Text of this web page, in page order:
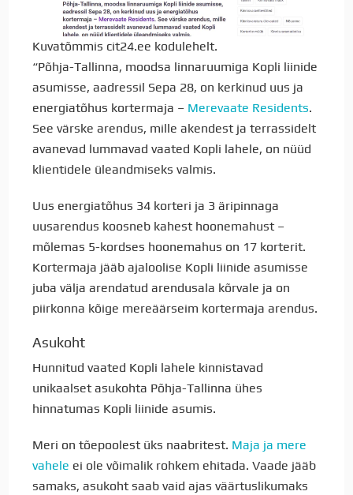
Kuvatõmmis cit24.ee kodulehelt.
“Põhja-Tallinna, moodsa linnaruumiga Kopli liinide
asumisse, aadressil Sepa 28, on kerkinud uus ja
energiatõhus kortermaja – Merevaate Residents.
See värske arendus, mille akendest ja terrassidelt
avanevad lummavad vaated Kopli lahele, on nüüd
klientidele üleandmiseks valmis.
Uus energiatõhus 34 korteri ja 3 äripinnaga
uusarendus koosneb kahest hoonemahust –
mõlemas 5-kordses hoonemahus on 17 korterit.
Kortermaja jääb ajaloolise Kopli liinide asumisse
juba välja arendatud arendusala kõrvale ja on
piirkonna kõige mereäärseim kortermaja arendus.
Asukoht
Hunnitud vaated Kopli lahele kinnistavad
unikaalset asukohta Põhja-Tallinna ühes
hinnatumas Kopli liinide asumis.
Meri on tõepoolest üks naabritest. Maja ja mere
vahele ei ole võimalik rohkem ehitada. Vaade jääb
samaks, asukoht saab vaid ajas väärtuslikumaks